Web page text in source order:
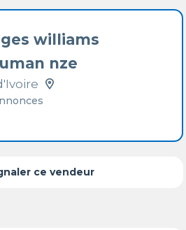
williams
nze
ce vendeur